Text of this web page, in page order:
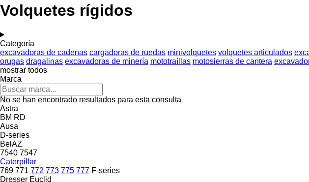
Volquetes rígidos
Categoría
excavadoras de cadenas cargadoras de ruedas minivolquetes volquetes articulados
orugas dragalinas excavadoras de minería mototraíllas motosierras de cantera
mostrar todos
Marca
No se han encontrado resultados para esta consulta
Astra
BM RD
Ausa
D-series
BelAZ
7540 7547
Caterpillar
769 771 772 773 775 777 F-series
Dresser Euclid